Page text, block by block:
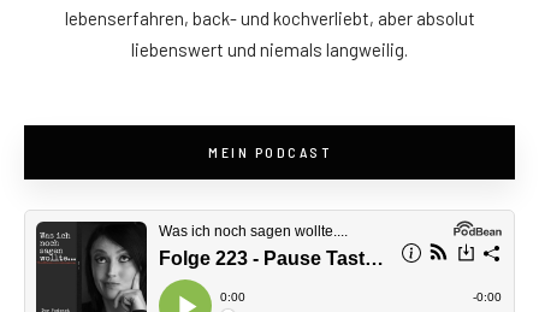
lebenserfahren, back- und kochverliebt, aber absolut
liebenswert und niemals langweilig.
MEIN PODCAST